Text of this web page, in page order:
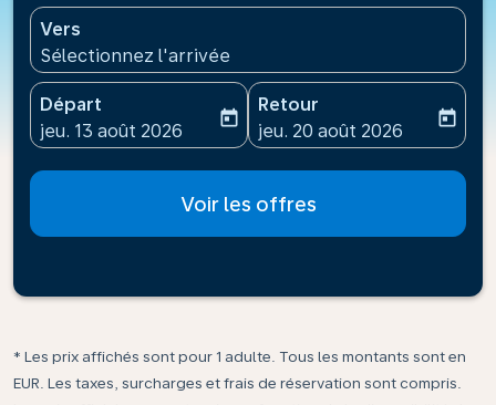
Vers
Sélectionnez l'arrivée
Départ
fc-booking-departure-date-aria-label
jeu. 13 août 2026
today
Retour
fc-booking-return-date-
jeu. 20 août 2026
today
Voir les offres
* Les prix affichés sont pour 1 adulte. Tous les montants sont en
EUR. Les taxes, surcharges et frais de réservation sont compris.